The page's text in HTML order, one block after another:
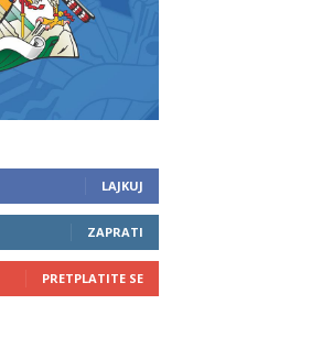
LAJKUJ
ZAPRATI
PRETPLATITE SE